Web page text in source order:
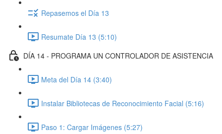
Repasemos el Día 13
Resumate Día 13 (5:10)
DÍA 14 - PROGRAMA UN CONTROLADOR DE ASISTENCIA
Meta del Día 14 (3:40)
Instalar Bibliotecas de Reconocimiento Facial (5:16)
Paso 1: Cargar Imágenes (5:27)